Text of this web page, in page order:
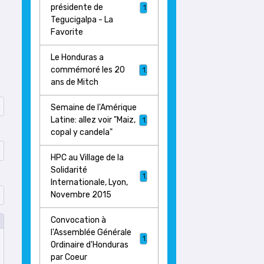
présidente de
Tegucigalpa - La
Favorite
Le Honduras a
commémoré les 20
ans de Mitch
Semaine de l'Amérique
Latine: allez voir "Maiz,
copal y candela"
HPC au Village de la
Solidarité
Internationale, Lyon,
Novembre 2015
1
Convocation à
l'Assemblée Générale
Ordinaire d'Honduras
par Coeur
1